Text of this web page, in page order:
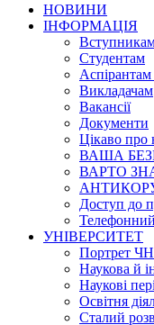
НОВИНИ
ІНФОРМАЦІЯ
Студентам
Аспірантам
Викладачам
Вакансії
Документи
Цікаво про
ВАША
ВАРТО
Доступ до
УНІВЕРСИТЕТ
Портрет
Наукова й
Наукові
Освітня
Сталий